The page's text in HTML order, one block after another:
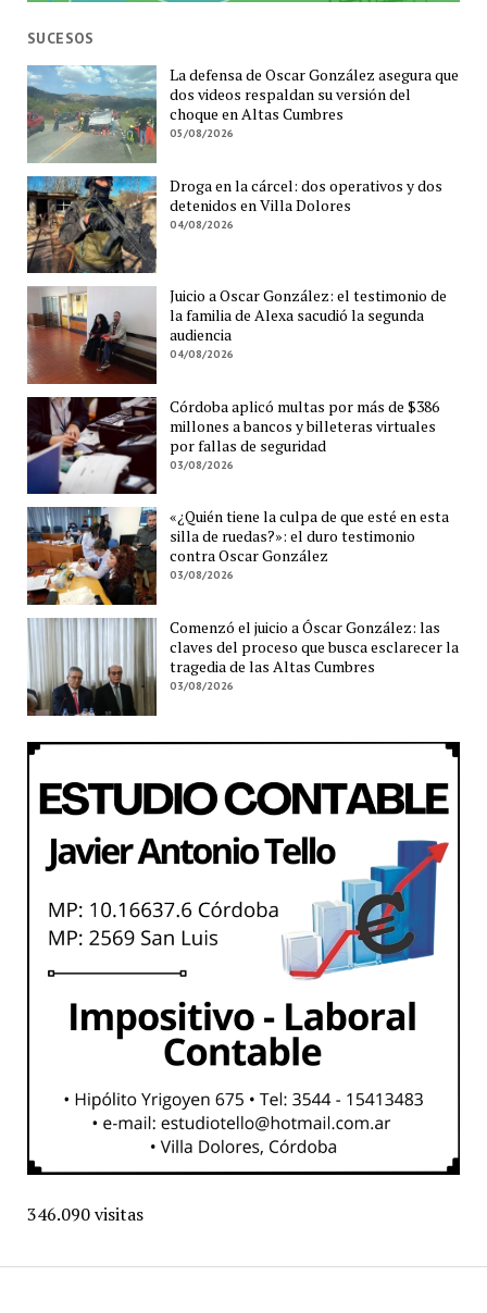
SUCESOS
La defensa de Oscar González asegura que
dos videos respaldan su versión del
choque en Altas Cumbres
05/08/2026
Droga en la cárcel: dos operativos y dos
detenidos en Villa Dolores
04/08/2026
Juicio a Oscar González: el testimonio de
la familia de Alexa sacudió la segunda
audiencia
04/08/2026
Córdoba aplicó multas por más de $386
millones a bancos y billeteras virtuales
por fallas de seguridad
03/08/2026
«¿Quién tiene la culpa de que esté en esta
silla de ruedas?»: el duro testimonio
contra Oscar González
03/08/2026
Comenzó el juicio a Óscar González: las
claves del proceso que busca esclarecer la
tragedia de las Altas Cumbres
03/08/2026
346.090 visitas